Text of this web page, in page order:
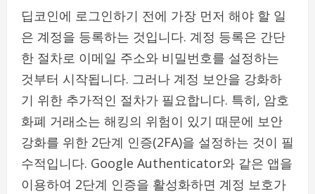
딥코인에 로그인하기 전에 가장 먼저 해야 할 일
은 계정을 등록하는 것입니다. 계정 등록은 간단
한 절차로 이메일 주소와 비밀번호를 설정하는
것부터 시작됩니다. 그러나 계정 보안을 강화하
기 위한 추가적인 절차가 필요합니다. 특히, 암호
화폐 거래소는 해킹의 위험이 있기 때문에 보안
강화를 위한 2단계 인증(2FA)을 설정하는 것이 필
수적입니다. Google Authenticator와 같은 앱을
이용하여 2단계 인증을 활성화하면 계정 보호가